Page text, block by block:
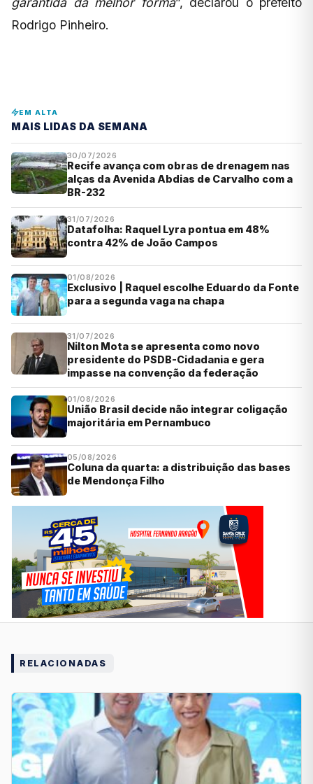
Rodrigo Pinheiro.
EM ALTA
MAIS LIDAS DA SEMANA
30/07/2026
Recife avança com obras de drenagem nas
alças da Avenida Abdias de Carvalho com a
BR-232
31/07/2026
Datafolha: Raquel Lyra pontua em 48%
contra 42% de João Campos
01/08/2026
Exclusivo | Raquel escolhe Eduardo da Fonte
para a segunda vaga na chapa
31/07/2026
Nilton Mota se apresenta como novo
presidente do PSDB-Cidadania e gera
impasse na convenção da federação
01/08/2026
União Brasil decide não integrar coligação
majoritária em Pernambuco
05/08/2026
Coluna da quarta: a distribuição das bases
de Mendonça Filho
RELACIONADAS